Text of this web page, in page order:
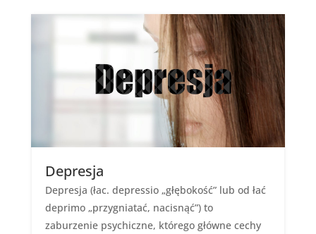
Depresja
Depresja (łac. depressio „głębokość” lub od łać
deprimo „przygniatać, nacisnąć”) to
zaburzenie psychiczne, którego główne cechy